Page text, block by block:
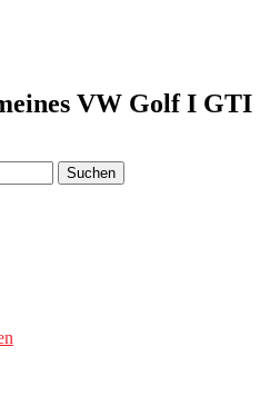
VW Golf I GTI